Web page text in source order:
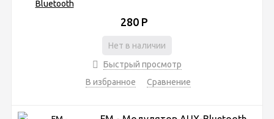
280 Р
Нет в наличии
Быстрый просмотр
В избранное
Сравнение